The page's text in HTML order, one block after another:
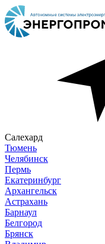
Салехард
Тюмень
Челябинск
Пермь
Екатеринбург
Архангельск
Астрахань
Барнаул
Белгород
Брянск